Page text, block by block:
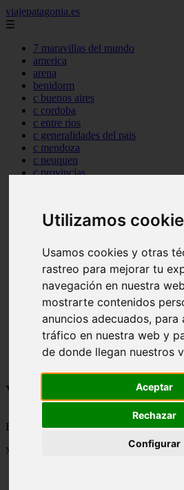
Utilizamos
Usamos cookies y otras
rastreo para mejorar tu
navegación en nuestra
mostrarte contenidos
anuncios adecuados, para
tráfico en nuestra web y
de donde llegan nuestros
Aceptar
Rechazar
Configurar
viajepatagonia.es
☰
7 maravillas del mundo
america
arena
benidorm
c buenos aires
c cordoba
c entre rios
c generalidades del pais
c mendoza
c neuquen
c provincias
c tucuman
carmen
category
destinos
gijon
lanzarote
live
monumentos
naturaleza
san
tenerife
Viajes a la
Blog sobre la Patagonia en particular y
Mostrando 1 - 24 de 478 artículos